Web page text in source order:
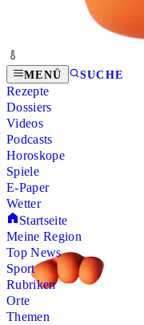
MENÜ SUCHE
Rezepte
Dossiers
Videos
Podcasts
Horoskope
Spiele
E-Paper
Wetter
Startseite
Meine Region
Top News
Sport
Rubriken
Orte
Themen